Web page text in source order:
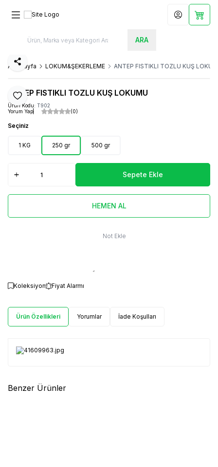
ARA
Hesabım
Ana Sayfa LOKUM&ŞEKERLEME ANTEP FISTIKLI TOZLU KUŞ
Favoriye Ekle
Paylaş
ANTEP FISTIKLI TOZLU KUŞ LOKUMU
Ürün Kodu: T902
Yorum Yap
(0)
Seçiniz
1 KG 250 gr 500 gr
Sepete Ekle
HEMEN AL
Not Ekle
Koleksiyon Fiyat Alarmı
Ürün Özellikleri Yorumlar İade Koşulları
Benzer Ürünler